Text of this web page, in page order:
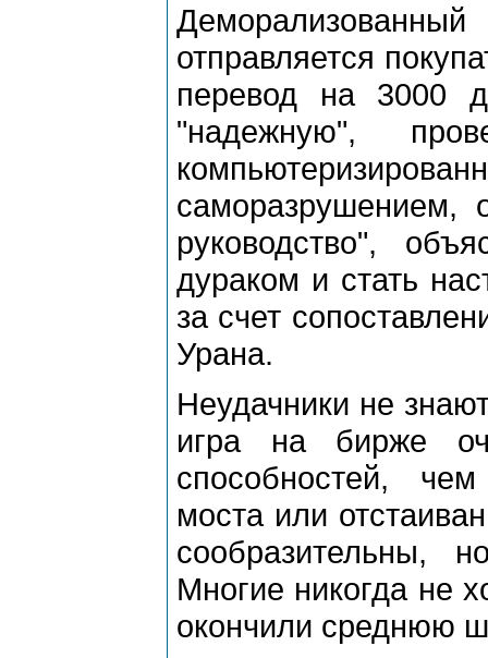
отправляется
перевод на 3000
"надежную",
саморазрушением,
руководство",
дураком и стать
за счет
Урана.
Неудачники не
игра на бирже
способностей,
моста или
сообразительны,
Многие никогда не
окончили среднюю